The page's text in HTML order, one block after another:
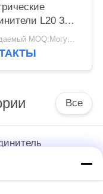
L20 3
t мужские и
обсуждаемый MOQ:Могущий быть предметом переговоров
Все